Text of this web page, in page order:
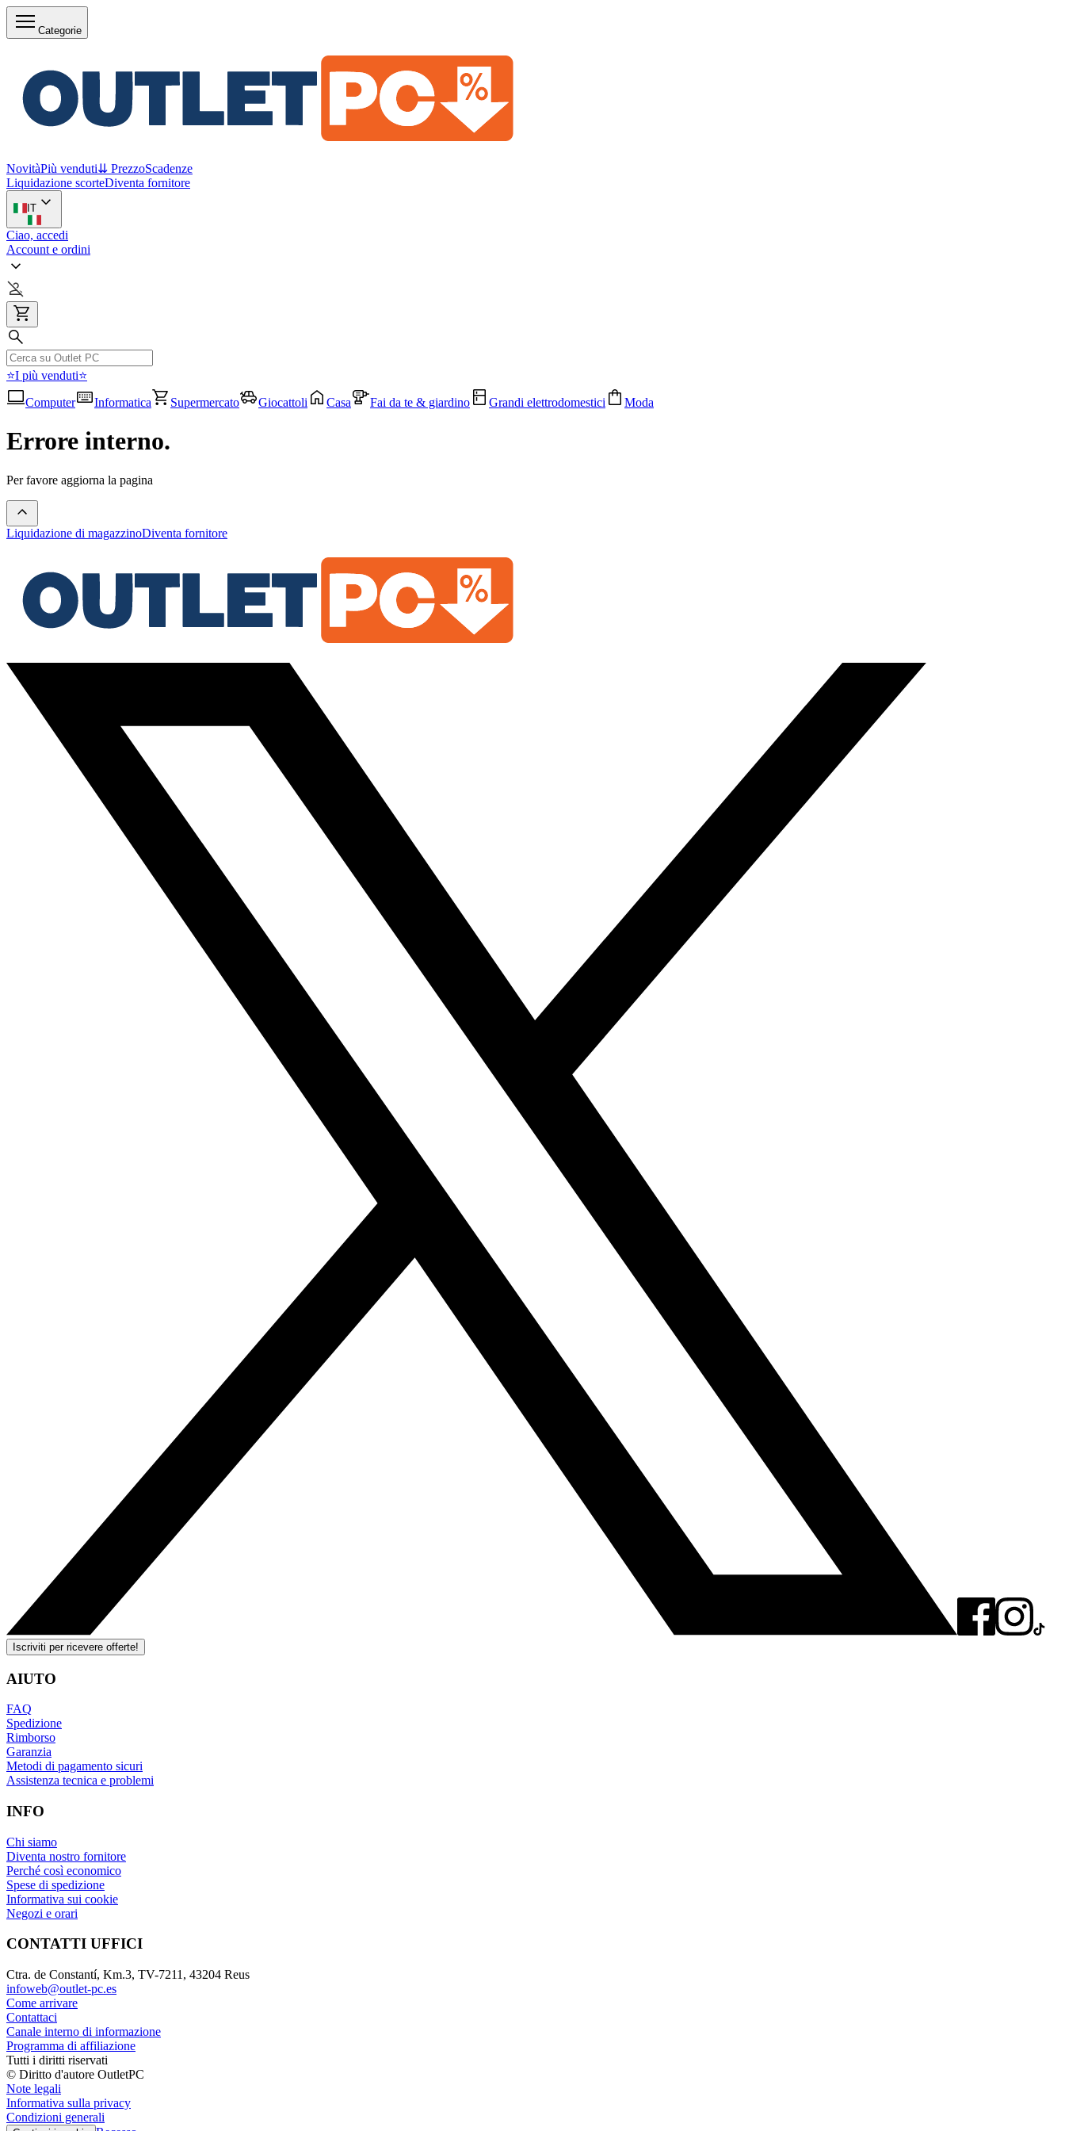
Categorie
NovitàPiù venduti⇊ PrezzoScadenze
Liquidazione scorteDiventa fornitore
IT
Ciao, accedi
Account e ordini
⭐I più venduti⭐
Computer
Informatica Supermercato Giocattoli Casa Fai da te & giardino Grandi elettrodomestici Moda
Errore interno.
Per favore aggiorna la pagina
Liquidazione di magazzinoDiventa fornitore
Iscriviti per ricevere offerte!
AIUTO
FAQ
Spedizione
Rimborso
Garanzia
Metodi di pagamento sicuri
Assistenza tecnica e problemi
INFO
Chi siamo
Diventa nostro fornitore
Perché così economico
Spese di spedizione
Informativa sui cookie
Negozi e orari
CONTATTI UFFICI
Ctra. de Constantí, Km.3, TV-7211, 43204 Reus
infoweb@outlet-pc.es
Come arrivare
Contattaci
Canale interno di informazione
Programma di affiliazione
Tutti i diritti riservati
© Diritto d'autore OutletPC
Note legali
Informativa sulla privacy
Condizioni generali